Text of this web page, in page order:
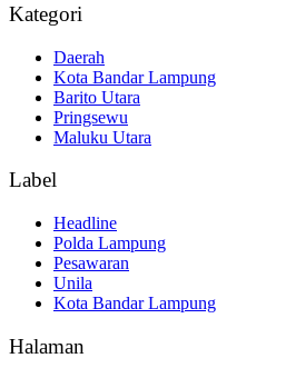
Kategori
Daerah
Kota Bandar Lampung
Barito Utara
Pringsewu
Maluku Utara
Label
Headline
Polda Lampung
Pesawaran
Unila
Kota Bandar Lampung
Halaman